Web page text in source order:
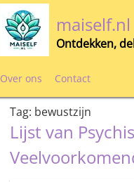
maiself.nl
Ontdekken,
Over ons Contact
Tag: bewustzijn
Lijst van